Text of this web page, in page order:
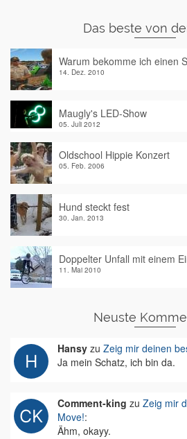
Das beste von
Warum bekomme ich einen
14. Dez. 2010
Maugly's LED-Show
05. Juli 2012
Oldschool Hippie Konzert
05. Feb. 2006
Hund steckt fest
30. Jan. 2013
Doppelter Unfall mit einem
11. Mai 2010
Neuste
Hansy zu Zeig mir deinen
Ja mein Schatz, ich bin da.
Comment-king zu Zeig mir
Move!:
Ähm, okayy.